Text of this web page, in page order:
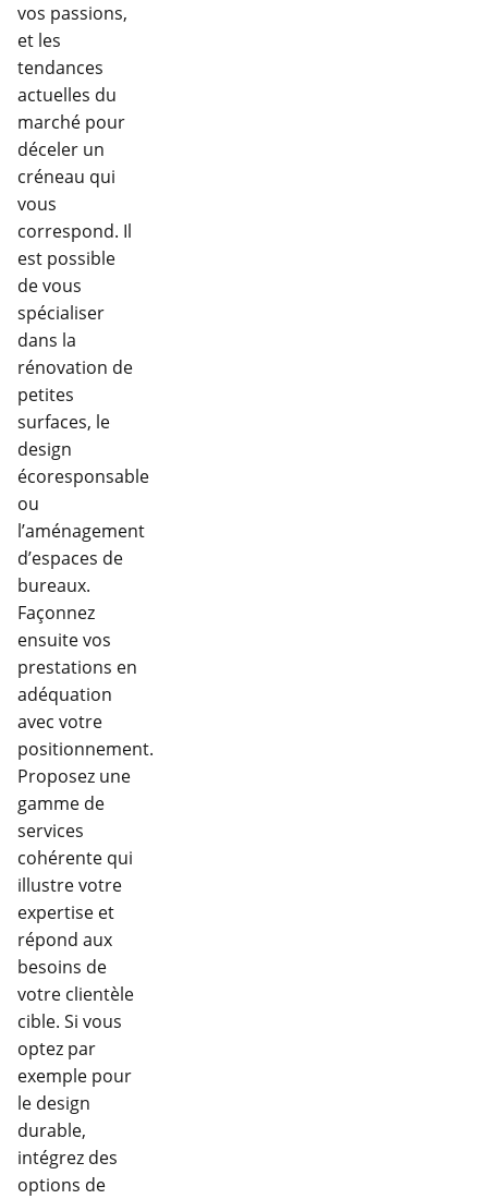
vos passions,
et les
tendances
actuelles du
marché pour
déceler un
créneau qui
vous
correspond. Il
est possible
de vous
spécialiser
dans la
rénovation de
petites
surfaces, le
design
écoresponsable
ou
l’aménagement
d’espaces de
bureaux.
Façonnez
ensuite vos
prestations en
adéquation
avec votre
positionnement.
Proposez une
gamme de
services
cohérente qui
illustre votre
expertise et
répond aux
besoins de
votre clientèle
cible. Si vous
optez par
exemple pour
le design
durable,
intégrez des
options de